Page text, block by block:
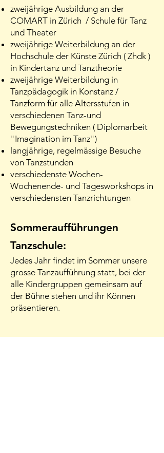
zweijährige Ausbildung an der
COMART in Zürich / Schule für Tanz
und Theater
zweijährige Weiterbildung an der
Hochschule der Künste Zürich ( Zhdk )
in Kindertanz und Tanztheorie
zweijährige Weiterbildung in
Tanzpädagogik in Konstanz /
Tanzform für alle Altersstufen in
verschiedenen Tanz-und
Bewegungstechniken ( Diplomarbeit
"Imagination im Tanz")
langjährige, regelmässige Besuche
von Tanzstunden
verschiedenste Wochen-
Wochenende- und Tagesworkshops in
verschiedensten Tanzrichtungen
Sommeraufführungen
Tanzschule:
Jedes Jahr findet im Sommer unsere
grosse Tanzaufführung statt, bei der
alle Kindergruppen gemeinsam auf
der Bühne stehen und ihr Können
präsentieren.